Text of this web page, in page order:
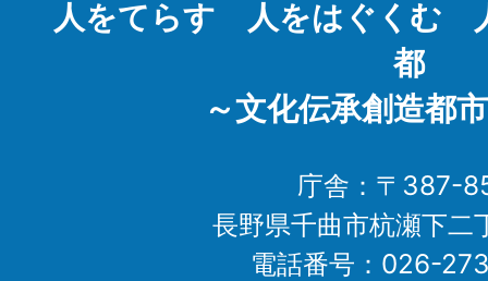
人をてらす 人をはぐくむ
都
～文化伝承創造都
庁舎：〒387-
長野県千曲市杭瀬下二
電話番号：026-